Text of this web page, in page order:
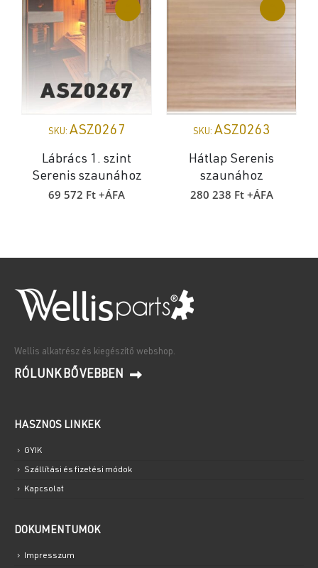
SKU: ASZ0267
Lábrács 1. szint
Serenis szaunához
69 572 Ft +ÁFA
SKU: ASZ0263
Hátlap Serenis
szaunához
280 238 Ft+ÁFA
Wellis alkatrész és kiegészítő webshop.
RÓLUNK BŐVEBBEN
HASZNOS LINKEK
GYIK
Szállítási és fizetési módok
Kapcsolat
DOKUMENTUMOK
Impresszum